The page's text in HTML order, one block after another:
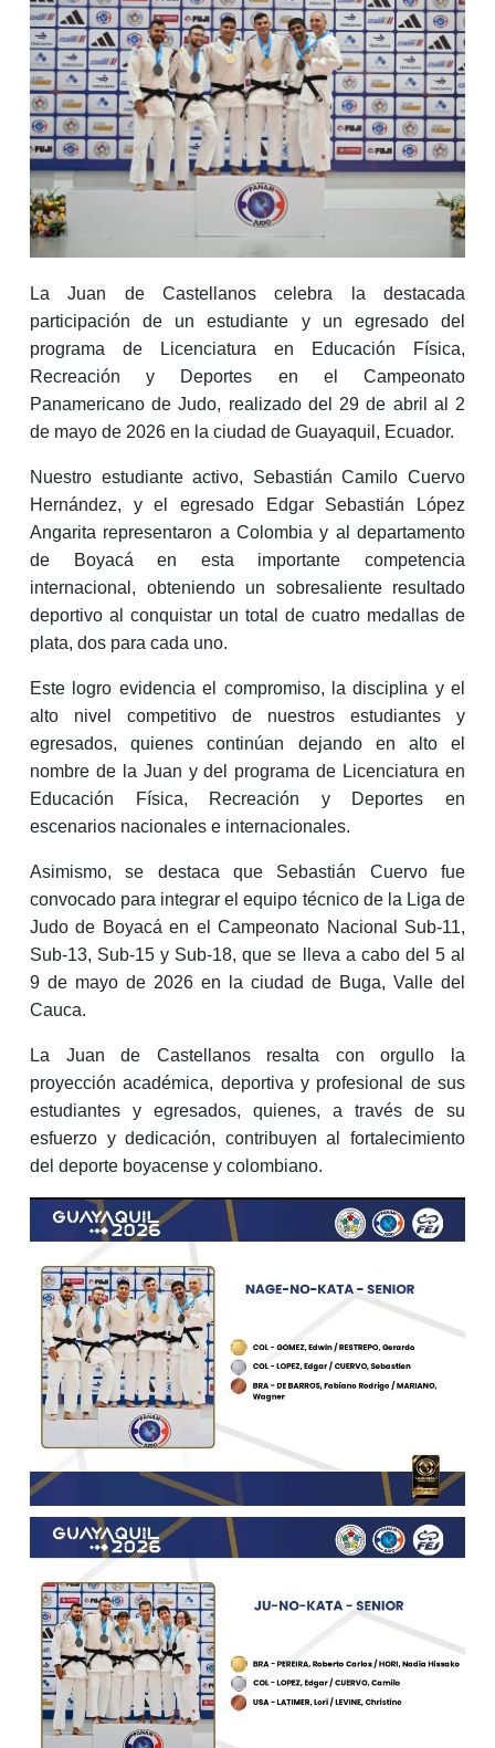
La Juan de Castellanos celebra la destacada
participación de un estudiante y un egresado del
programa de Licenciatura en Educación Física,
Recreación y Deportes en el Campeonato
Panamericano de Judo, realizado del 29 de abril al 2
de mayo de 2026 en la ciudad de Guayaquil, Ecuador.
Nuestro estudiante activo, Sebastián Camilo Cuervo
Hernández, y el egresado Edgar Sebastián López
Angarita representaron a Colombia y al departamento
de Boyacá en esta importante competencia
internacional, obteniendo un sobresaliente resultado
deportivo al conquistar un total de cuatro medallas de
plata, dos para cada uno.
Este logro evidencia el compromiso, la disciplina y el
alto nivel competitivo de nuestros estudiantes y
egresados, quienes continúan dejando en alto el
nombre de la Juan y del programa de Licenciatura en
Educación Física, Recreación y Deportes en
escenarios nacionales e internacionales.
Asimismo, se destaca que Sebastián Cuervo fue
convocado para integrar el equipo técnico de la Liga de
Judo de Boyacá en el Campeonato Nacional Sub-11,
Sub-13, Sub-15 y Sub-18, que se lleva a cabo del 5 al
9 de mayo de 2026 en la ciudad de Buga, Valle del
Cauca.
La Juan de Castellanos resalta con orgullo la
proyección académica, deportiva y profesional de sus
estudiantes y egresados, quienes, a través de su
esfuerzo y dedicación, contribuyen al fortalecimiento
del deporte boyacense y colombiano.